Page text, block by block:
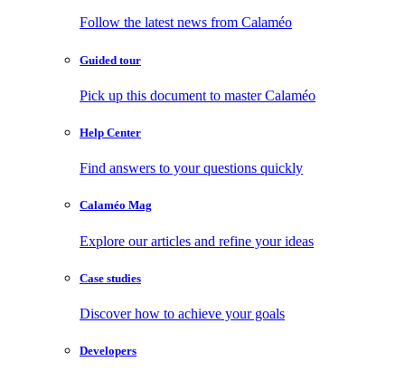
Follow the latest news from Calaméo
Guided tour
Pick up this document to master Calaméo
Help Center
Find answers to your questions quickly
Calaméo Mag
Explore our articles and refine your ideas
Case studies
Discover how to achieve your goals
Developers